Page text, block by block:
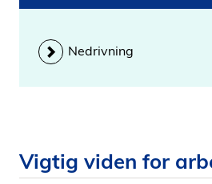
Nedrivning
Vigtig viden for